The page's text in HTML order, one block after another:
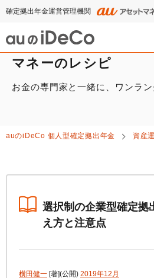
確定拠出年金運営管理機関
iDeCoとは
iDeCoのメリットと留意点
iDeCoの給付金について
とNISAの違い、併用がオス
2024年12月制度改正のポイント
auのiDeCoの新規加入方法
他社の
企業型確定拠出年金加入者の転職
マネーのレシピ
節税シミュレーション
手数料について
マネーのレシピ
お金の専門家と一緒に、ワンラン
auのiDeCo 個人型確定拠出年金 資産
選択制の企業型確定拠
え方と注意点
横田健一 [著](公開) 2019年12月